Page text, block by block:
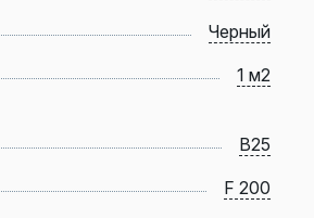
Черный
1 м2
B25
F 200